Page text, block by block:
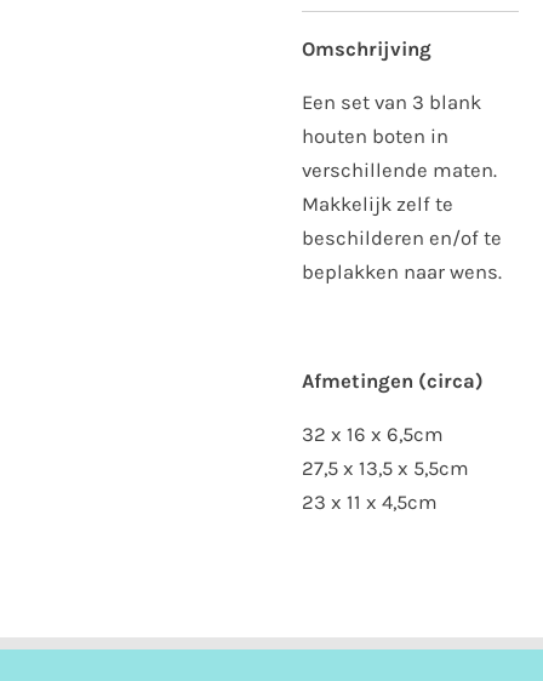
Omschrijving
Een set van 3 blank
houten boten in
verschillende maten.
Makkelijk zelf te
beschilderen en/of te
beplakken naar wens.
Afmetingen (circa)
32 x 16 x 6,5cm
27,5 x 13,5 x 5,5cm
23 x 11 x 4,5cm